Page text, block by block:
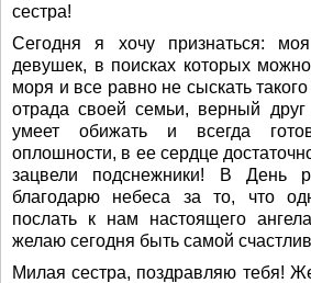
сестра!
Сегодня я хочу признаться:
девушек, в поисках которых
моря и все равно не сыскать
отрада своей семьи, верный
умеет обижать и всегда
оплошности, в ее сердце
зацвели подснежники! В День
благодарю небеса за то, что
послать к нам настоящего
желаю сегодня быть самой
Милая сестра, поздравляю тебя!